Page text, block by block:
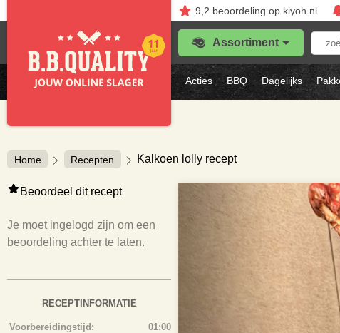
9,2 beoordelingop kiyoh.nl
Assortiment
Zoek
je
stuk
Acties BBQ Dagelijks
Home Recepten Kalkoen lolly recept
Beoordeel dit recept
Je moet ingelogd zijn om een
beoordeling achter te laten.
RECEPTINFORMATIE
Voorbereidingstijd: 01:00